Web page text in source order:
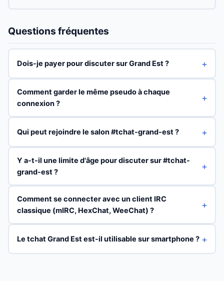
Questions fréquentes
Dois-je payer pour discuter sur Grand Est ?
Comment garder le même pseudo à chaque
connexion ?
Qui peut rejoindre le salon #tchat-grand-est ?
Y a-t-il une limite d'âge pour discuter sur #tchat-
grand-est ?
Comment se connecter avec un client IRC
classique (mIRC, HexChat, WeeChat) ?
Le tchat Grand Est est-il utilisable sur smartphone ?